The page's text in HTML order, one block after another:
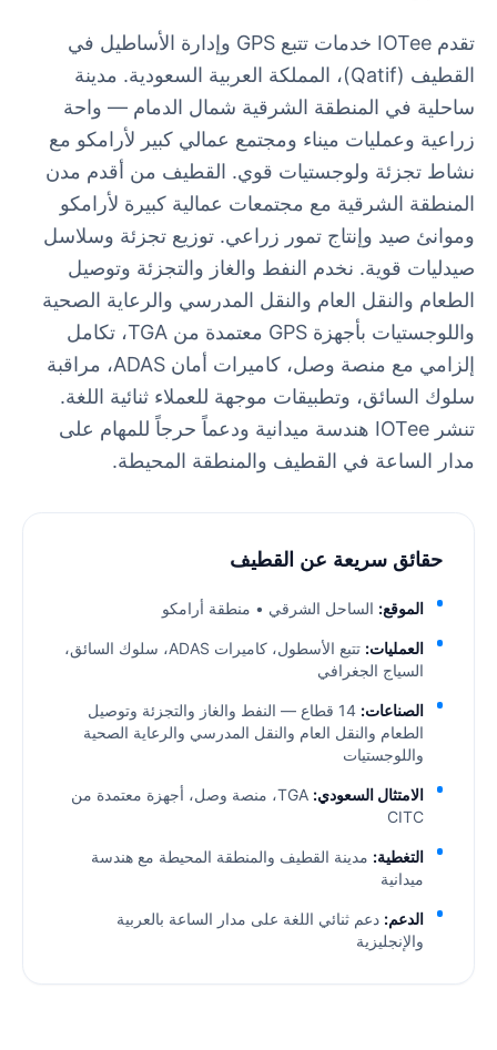
تقدم IOTee خدمات تتبع GPS وإدارة الأساطيل في
القطيف (Qatif)، المملكة العربية السعودية. مدينة
ساحلية في المنطقة الشرقية شمال الدمام — واحة
زراعية وعمليات ميناء ومجتمع عمالي كبير لأرامكو مع
نشاط تجزئة ولوجستيات قوي. القطيف من أقدم مدن
المنطقة الشرقية مع مجتمعات عمالية كبيرة لأرامكو
وموانئ صيد وإنتاج تمور زراعي. توزيع تجزئة وسلاسل
صيدليات قوية. نخدم النفط والغاز والتجزئة وتوصيل
الطعام والنقل العام والنقل المدرسي والرعاية الصحية
واللوجستيات بأجهزة GPS معتمدة من TGA، تكامل
إلزامي مع منصة وصل، كاميرات أمان ADAS، مراقبة
سلوك السائق، وتطبيقات موجهة للعملاء ثنائية اللغة.
تنشر IOTee هندسة ميدانية ودعماً حرجاً للمهام على
مدار الساعة في القطيف والمنطقة المحيطة.
حقائق سريعة عن القطيف
الموقع: الساحل الشرقي • منطقة أرامكو
العمليات:
تتبع الأسطول، كاميرات ADAS، سلوك السائق،
السياج الجغرافي
الصناعات:
14 قطاع — النفط والغاز والتجزئة وتوصيل
الطعام والنقل العام والنقل المدرسي والرعاية الصحية
واللوجستيات
الامتثال السعودي:
TGA، منصة وصل، أجهزة معتمدة من
CITC
التغطية: مدينة القطيف والمنطقة المحيطة مع هندسة
ميدانية
الدعم: دعم ثنائي اللغة على مدار الساعة بالعربية
والإنجليزية